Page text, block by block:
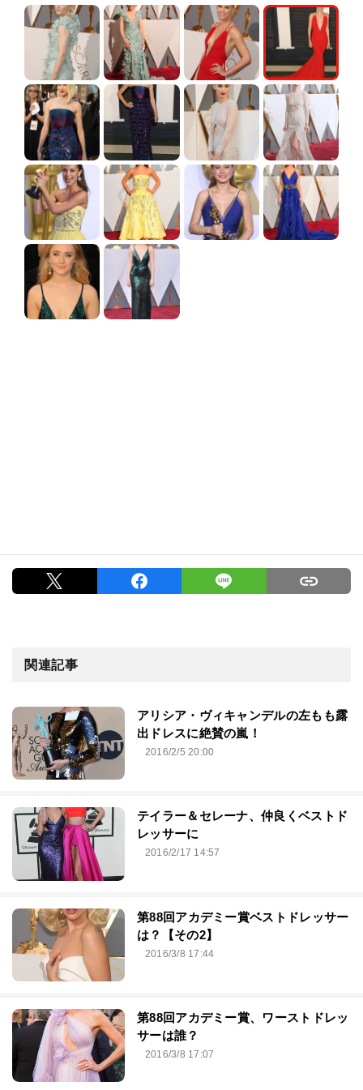
関連記事
アリシア・ヴィキャンデルの左もも露
出ドレスに絶賛の嵐！
2016/2/5 20:00
テイラー＆セレーナ、仲良くベストド
レッサーに
2016/2/17 14:57
第88回アカデミー賞ベストドレッサー
は？【その2】
2016/3/8 17:44
第88回アカデミー賞、ワーストドレッ
サーは誰？
2016/3/8 17:07